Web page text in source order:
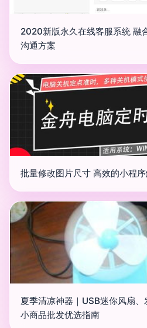
2020新版永久在线客服系统 融
沟通方案
批量修改图片尺寸 高效的小程
夏季清凉神器｜USB迷你风扇
小商品批发优选指南